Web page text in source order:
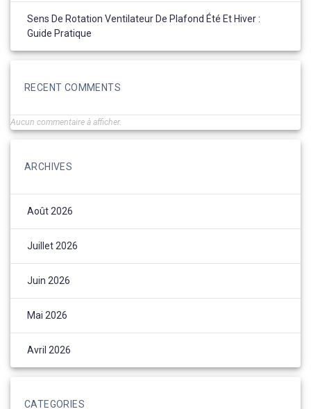
Sens De Rotation Ventilateur De Plafond Été Et Hiver :
Guide Pratique
RECENT COMMENTS
Aucun commentaire à afficher.
ARCHIVES
Août 2026
Juillet 2026
Juin 2026
Mai 2026
Avril 2026
CATEGORIES